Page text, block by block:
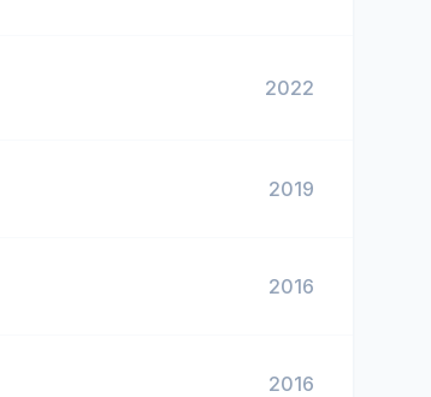
2022
2019
2016
2016